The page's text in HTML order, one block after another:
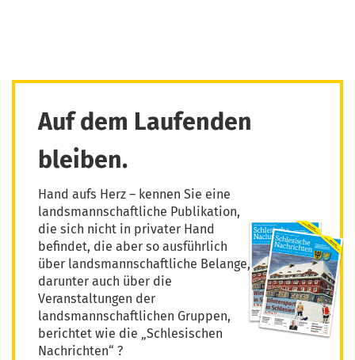
Auf dem Laufenden
bleiben.
Hand aufs Herz – kennen Sie eine
landsmannschaftliche Publikation,
die sich nicht in privater Hand
befindet, die aber so ausführlich
über landsmannschaftliche Belange,
darunter auch über die
Veranstaltungen der
landsmannschaftlichen Gruppen,
berichtet wie die „Schlesischen
Nachrichten“ ?